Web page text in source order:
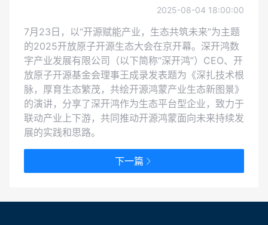
2025-08-04 18:00:00
7月23日，以“开源赋能产业，生态共筑未来”为主题
的2025开放原子开源生态大会在京开幕。深开鸿数
字产业发展有限公司（以下简称“深开鸿”）CEO、开
放原子开源基金会理事王成录发表题为《深扎技术根
脉，厚育生态繁茂，共绘开源鸿蒙产业生态新图景》
的演讲，分享了深开鸿作为生态平台型企业，致力于
联动产业上下游，共同推动开源鸿蒙面向未来持续发
展的实践和思路。
下一篇